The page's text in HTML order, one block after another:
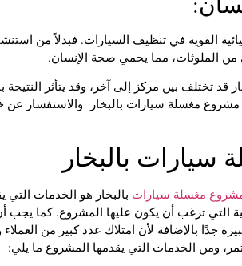
القوية في تنظيف السيارات. فبدلاً من
من الملوثات، مما يحمي صحة الإنسان.
قد تختلف بين مركز إلى آخر، وقد يتأثر
مشروع مغسلة سيارات بالبخار والاستفسار عن
بالبخار
مغسلة سيارات بالبخار هو الخدمات التي
التي ترغب أن يكون عليها المشروع. كما
جدًا بالإضافة لأن امتلاك عدد كبير من العملاء
ومن الخدمات التي يقدمها المشروع ما يلي: